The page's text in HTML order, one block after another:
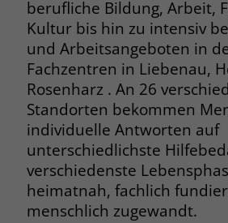
berufliche Bildung, Arbeit,
Kultur bis hin zu intensiv
und Arbeitsangeboten in
Fachzentren in Liebenau,
Rosenharz . An 26
Standorten bekommen
individuelle Antworten auf
unterschiedlichste
verschiedenste
heimatnah, fachlich
menschlich zugewandt.
Name PHPSESSID
Anbieter stiftung-liebenau.de
Laufzeit Session
Zweck
Behält die Zustände
allen Seitenanfragen
Name cookie_optin
Zweck
Browsers und die
exklusiv für diese
Dadurch wird
Aktionen, die bei
derselben Website
werden, mit
Benutzerkennung
Name _clsk
Anbieter www.clarity.ms